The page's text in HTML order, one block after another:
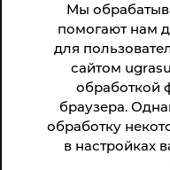
Мы
помогают нам
для
сайтом
обработкой
браузера.
обработку
в настройках
Анкета доступна